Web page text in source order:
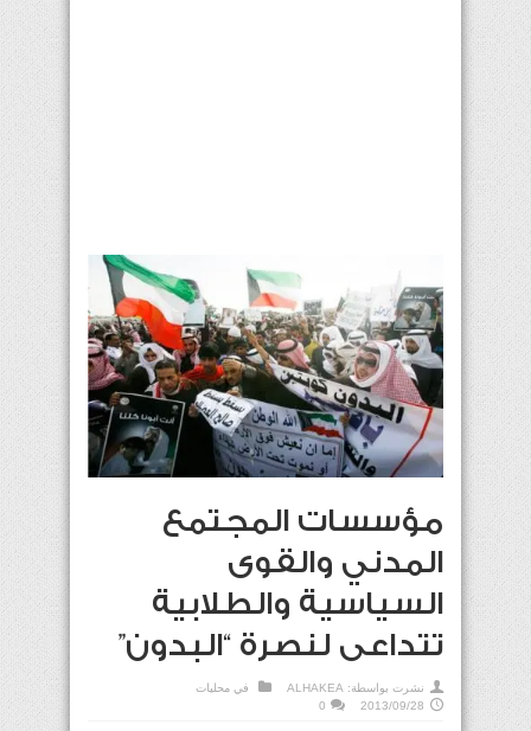
مؤسسات المجتمع
المدني والقوى
السياسية والطلابية
تتداعى لنصرة “البدون”
نشرت بواسطة: ALHAKEA في محليات
2013/09/28
0